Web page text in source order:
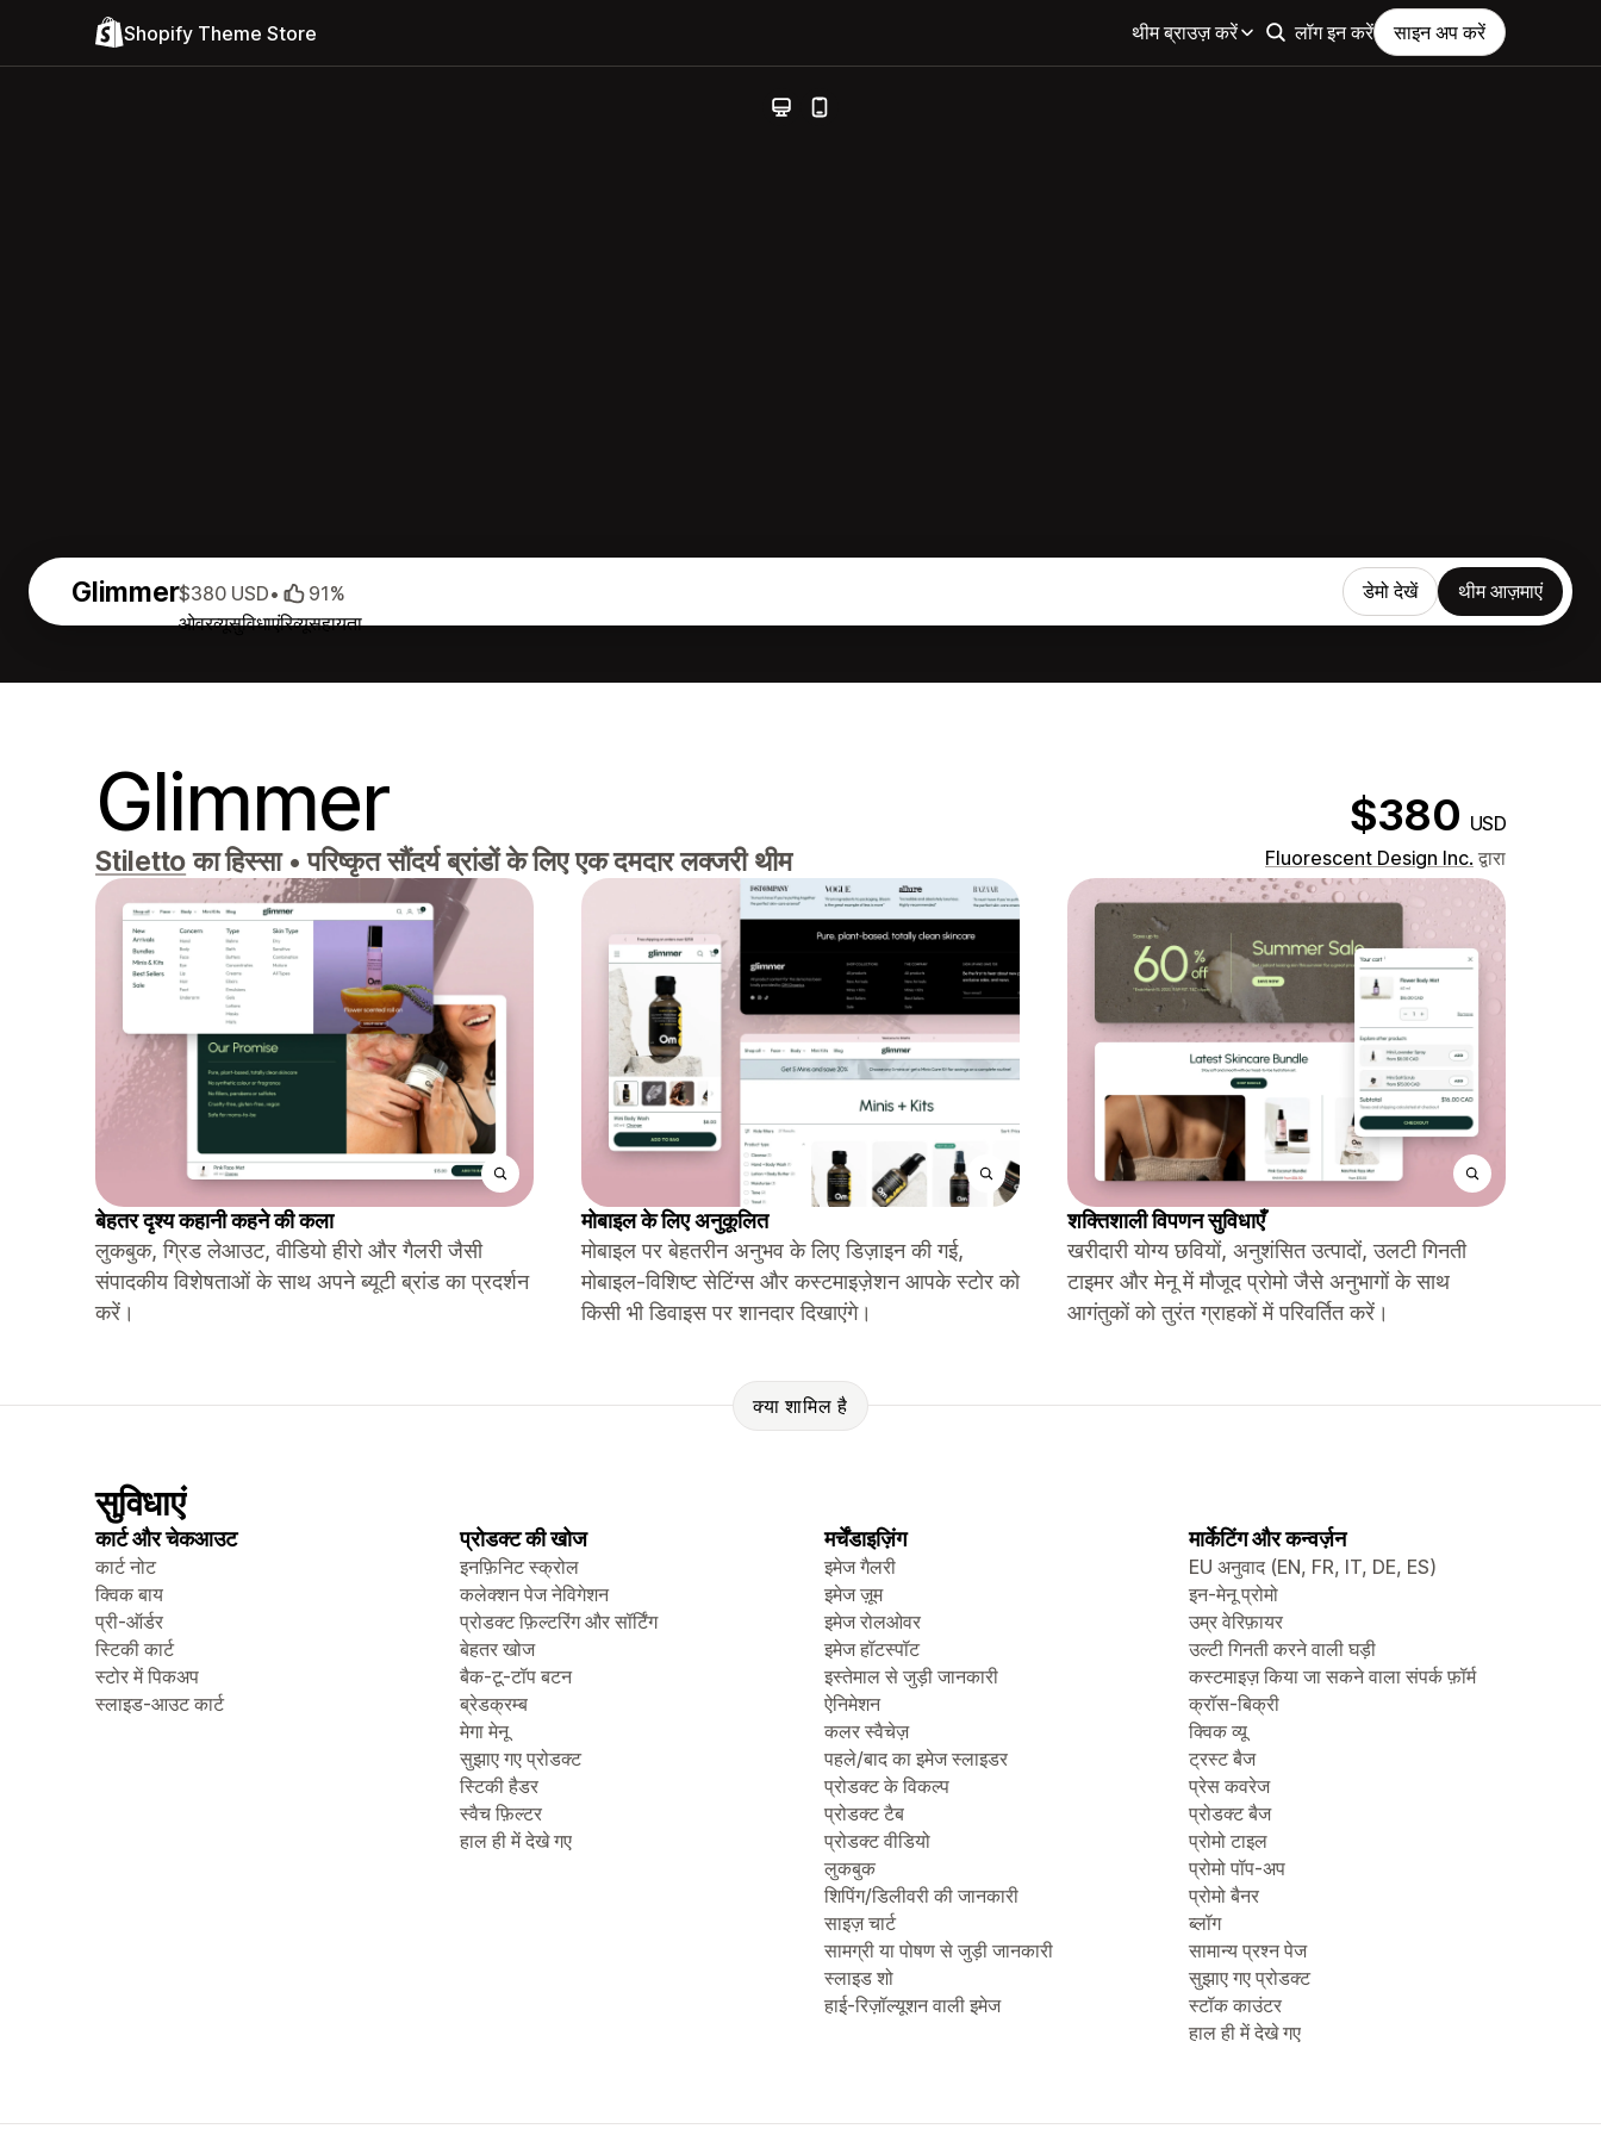
Shopify Theme Store थीम ब्राउज़ करें लॉग इन करें साइन अप करें
Glimmer
ओवरव्यूसुविधाएंरिव्यूसहायता
$380 USD• 91% डेमो देखें थीम आज़माएं
Glimmer $380 USD
Stilettoका हिस्सा • परिष्कृत सौंदर्य ब्रांडों के लिए एक दमदार लक्जरी थीम Fluorescent Design Inc. द्वारा
बेहतर दृश्य कहानी कहने की कला
लुकबुक, ग्रिड लेआउट, वीडियो हीरो और गैलरी जैसी
संपादकीय विशेषताओं के साथ अपने ब्यूटी ब्रांड का प्रदर्शन
करें।
मोबाइल के लिए अनुकूलित
मोबाइल पर बेहतरीन अनुभव के लिए डिज़ाइन की गई,
मोबाइल-विशिष्ट सेटिंग्स और कस्टमाइज़ेशन आपके स्टोर को
किसी भी डिवाइस पर शानदार दिखाएंगे।
शक्तिशाली विपणन सुविधाएँ
खरीदारी योग्य छवियों, अनुशंसित उत्पादों, उलटी गिनती
टाइमर और मेनू में मौजूद प्रोमो जैसे अनुभागों के साथ
आगंतुकों को तुरंत ग्राहकों में परिवर्तित करें।
क्या शामिल है
सुविधाएं
कार्ट और चेकआउट
कार्ट नोट
क्विक बाय
प्री-ऑर्डर
स्टिकी कार्ट
स्टोर में पिकअप
स्लाइड-आउट कार्ट
प्रोडक्ट की खोज
इनफ़िनिट स्क्रोल
कलेक्शन पेज नेविगेशन
प्रोडक्ट फ़िल्टरिंग और सॉर्टिंग
बेहतर खोज
बैक-टू-टॉप बटन
ब्रेडक्रम्ब
मेगा मेनू
सुझाए गए प्रोडक्ट
स्टिकी हैडर
स्वैच फ़िल्टर
हाल ही में देखे गए
मर्चेंडाइज़िंग
इमेज गैलरी
इमेज ज़ूम
इमेज रोलओवर
इमेज हॉटस्पॉट
इस्तेमाल से जुड़ी जानकारी
ऐनिमेशन
कलर स्वैचेज़
पहले/बाद का इमेज स्लाइडर
प्रोडक्ट के विकल्प
प्रोडक्ट टैब
प्रोडक्ट वीडियो
लुकबुक
शिपिंग/डिलीवरी की जानकारी
साइज़ चार्ट
सामग्री या पोषण से जुड़ी जानकारी
स्लाइड शो
हाई-रिज़ॉल्यूशन वाली इमेज
मार्केटिंग और कन्वर्ज़न
EU अनुवाद (EN, FR, IT, DE, ES)
इन-मेनू प्रोमो
उम्र वेरिफ़ायर
उल्टी गिनती करने वाली घड़ी
कस्टमाइज़ किया जा सकने वाला संपर्क फ़ॉर्म
क्रॉस-बिक्री
क्विक व्यू
ट्रस्ट बैज
प्रेस कवरेज
प्रोडक्ट बैज
प्रोमो टाइल
प्रोमो पॉप-अप
प्रोमो बैनर
ब्लॉग
सामान्य प्रश्न पेज
सुझाए गए प्रोडक्ट
स्टॉक काउंटर
हाल ही में देखे गए